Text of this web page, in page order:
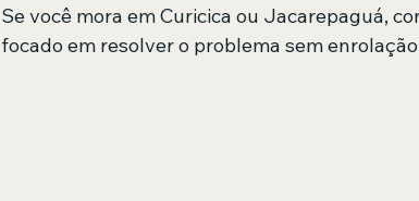
Se você mora em Curicica ou Jacarepaguá,
focado em resolver o problema sem